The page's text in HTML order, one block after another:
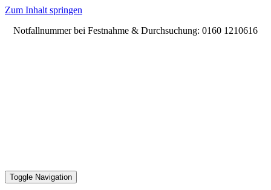
Zum Inhalt springen
Notfallnummer bei Festnahme & Durchsuchung: 0160 1210616
Toggle Navigation